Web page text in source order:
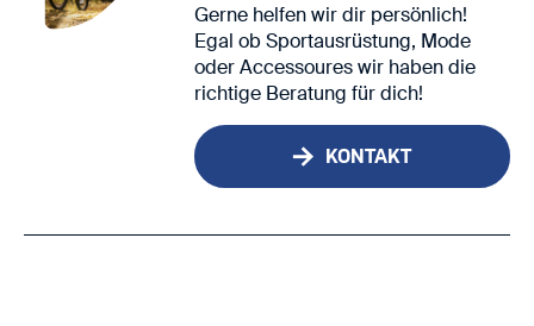
Gerne helfen wir dir persönlich!
Egal ob Sportausrüstung, Mode
oder Accessoures wir haben die
richtige Beratung für dich!
KONTAKT